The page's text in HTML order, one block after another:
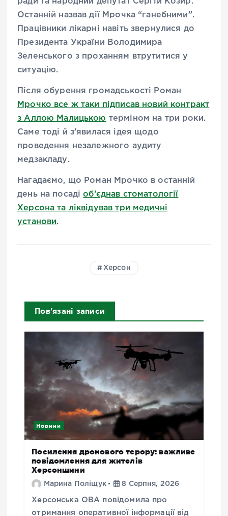
Останній назвав дії Мрочка “ганебними”.
Працівники лікарні навіть звернулися до
Президента України Володимира
Зеленського з проханням втрутитися у
ситуацію.
Після обурення громадськості Роман
Мрочко все ж таки підписав новий контракт
з Аллою Малицькою терміном на три роки.
Саме тоді й з’явилася ідея щодо
проведення незалежного аудиту
медзакладу.
Нагадаємо, що Роман Мрочко в останній
день на посадіоб’єднав стоматології
Херсона та ліквідував три медичні
установи.
Херсон
Пов'язані записи
Новини
Посилення дронового терору: важливе
повідомлення для жителів
Херсонщини
Марина Поліщук 8 Серпня, 2026
Херсонська ОВА повідомила про
отримання оперативної інформації від